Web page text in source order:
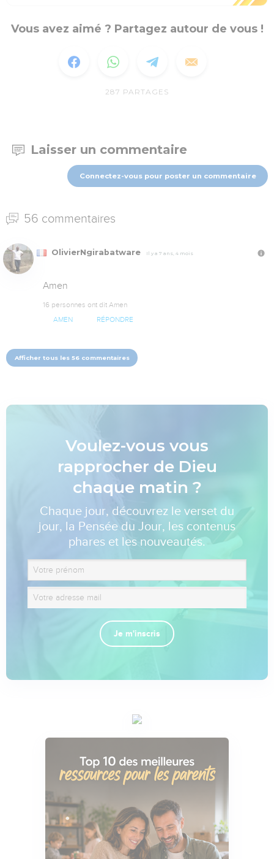
Vous avez aimé ? Partagez autour de vous !
287 PARTAGES
Laisser un commentaire
Connectez-vous pour poster un commentaire
56 commentaires
OlivierNgirabatware Il y a 7 ans, 4 mois
Amen
16 personnes ont dit Amen
AMEN RÉPONDRE
Afficher tous les 56 commentaires
Voulez-vous vous
rapprocher de Dieu
chaque matin ?
Chaque jour, découvrez le verset du
jour, la Pensée du Jour, les contenus
phares et les nouveautés.
Je m'inscris